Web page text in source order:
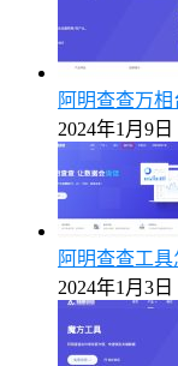
阿明查查万
2024年1月9日
阿明查查工
2024年1月3日